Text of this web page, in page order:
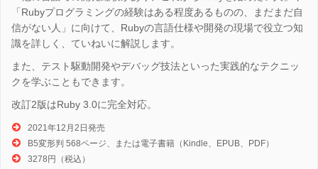
「Rubyプログラミングの経験はある程度あるものの、まだまだ自
信がない人」に向けて、Rubyの言語仕様や開発の現場で役立つ知
識を詳しく、ていねいに解説します。
また、テスト駆動開発やデバッグ技法といった実践的なテクニッ
クを学ぶこともできます。
改訂2版はRuby 3.0に完全対応。
2021年12月2日発売
B5変形判 568ページ、または電子書籍（Kindle、EPUB、PDF）
3278円（税込）